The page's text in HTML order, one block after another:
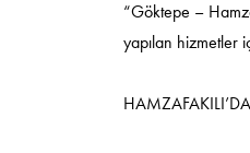
“Göktepe –
yapılan hizmetler